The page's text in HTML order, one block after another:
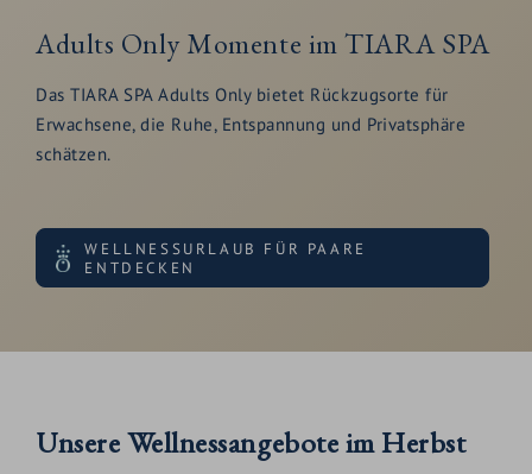
Adults Only Momente im TIARA SPA
Das TIARA SPA Adults Only bietet Rückzugsorte für
Erwachsene, die Ruhe, Entspannung und Privatsphäre
schätzen.
WELLNESSURLAUB FÜR PAARE
ENTDECKEN
Unsere Wellnessangebote im Herbst